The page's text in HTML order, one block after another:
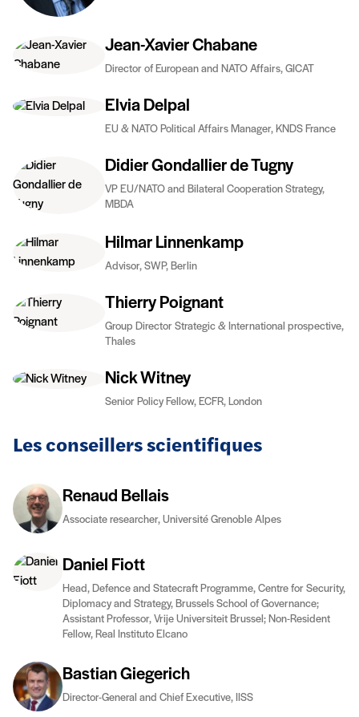
Jean-Xavier Chabane
Director of European and NATO Affairs, GICAT
Elvia Delpal
EU & NATO Political Affairs Manager, KNDS France
Didier Gondallier de Tugny
VP EU/NATO and Bilateral Cooperation Strategy,
MBDA
Hilmar Linnenkamp
Advisor, SWP, Berlin
Thierry Poignant
Group Director Strategic & International prospective,
Thales
Nick Witney
Senior Policy Fellow, ECFR, London
Les conseillers scientifiques
Renaud Bellais
Associate researcher, Université Grenoble Alpes
Daniel Fiott
Head, Defence and Statecraft Programme, Centre for Security,
Diplomacy and Strategy, Brussels School of Governance;
Assistant Professor, Vrije Universiteit Brussel; Non-Resident
Fellow, Real Instituto Elcano
Bastian Giegerich
Director-General and Chief Executive, IISS